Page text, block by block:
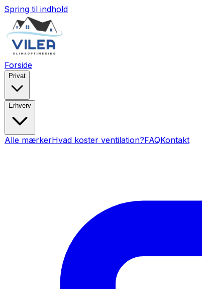
Spring til indhold
Forside
Privat
Erhverv
Alle mærkerHvad koster ventilation?FAQKontakt